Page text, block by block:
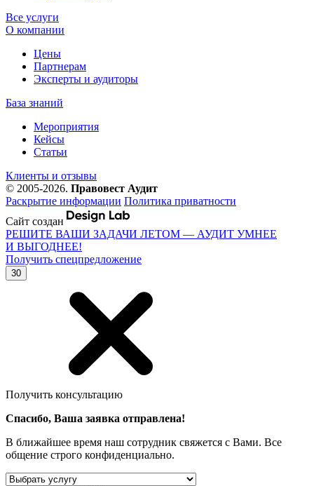
Все услуги
О компании
Цены
Партнерам
Эксперты и аудиторы
База знаний
Мероприятия
Кейсы
Статьи
Клиенты и отзывы
© 2005-2026. Правовест Аудит
Раскрытие информации Политика приватности
Сайт создан
РЕШИТЕ ВАШИ ЗАДАЧИ ЛЕТОМ — АУДИТ УМНЕЕ
И ВЫГОДНЕЕ!
Получить спецпредложение
30
Получить консультацию
Спасибо, Ваша заявка отправлена!
В ближайшее время наш сотрудник свяжется с Вами. Все
общение строго конфиденциально.